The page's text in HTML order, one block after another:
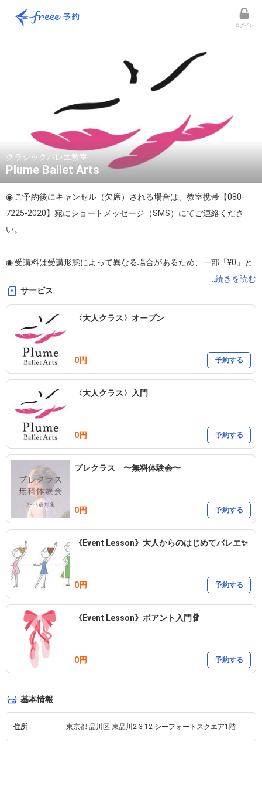
ログイン
クラシックバレエ教室
Plume Ballet Arts
◉ ご予約後にキャンセル（欠席）される場合は、教室携帯【080-
7225-2020】宛にショートメッセージ（SMS）にてご連絡くださ
い。
◉ 受講料は受講形態によって異なる場合があるため、一部「¥0」と
表示しております。詳細はホームページをご確認ください。
◉ ご質問・お問い合わせは、お電話ではなく、ホームページのお問
い合わせフォーム、公式LINE（@plumeballetarts）、またはメール
（plumeballetarts@gmail.com）よりお願いいたします。
...続きを読む
サービス
〈大人クラス〉オープン
0円 予約する
〈大人クラス〉入門
0円 予約する
プレクラス 〜無料体験会〜
0円 予約する
《Event Lesson》大人からのはじめてバレエ✨
0円 予約する
《Event Lesson》ポアント入門🩰
0円 予約する
基本情報
住所 東京都 品川区 東品川2-3-12 シーフォートスクエア1階